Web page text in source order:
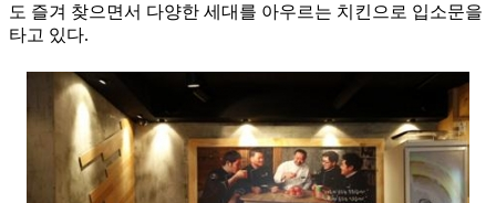
도 즐겨 찾으면서 다양한 세대를 아우르는 치킨으로 입소문을
타고 있다.